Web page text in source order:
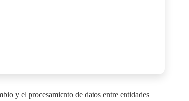
y el procesamiento de datos entre entidades